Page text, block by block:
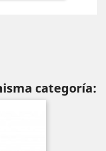
categoría: